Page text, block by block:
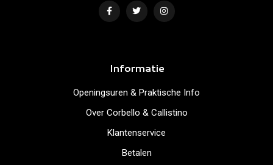
Informatie
Openingsuren & Praktische Info
Over Corbello & Callistino
Klantenservice
Betalen